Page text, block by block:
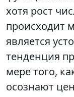
хотя рост
происходит
является
тенденция
мере того,
осознают